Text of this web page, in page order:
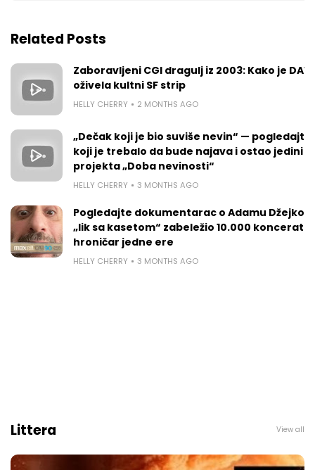
Related Posts
Zaboravljeni CGI dragulj iz 2003: Kako je
oživela kultni SF strip
HELLY CHERRY 2 MONTHS AGO
„Dečak koji je bio suviše nevin“ —
koji je trebalo da bude najava i ostao jedini
projekta „Doba nevinosti“
HELLY CHERRY 3 MONTHS AGO
Pogledajte dokumentarac o Adamu
„lik sa kasetom“ zabeležio 10.000 koncerata
hroničar jedne ere
HELLY CHERRY 3 MONTHS AGO
Littera View all